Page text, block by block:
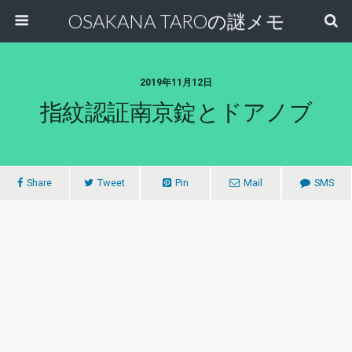
OSAKANA TAROの謎メモ
2019年11月12日
指紋認証南京錠とドアノブ
Share Tweet Pin Mail SMS